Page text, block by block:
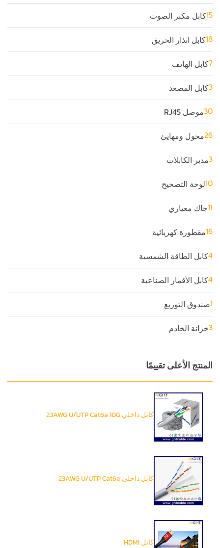
كابل مكبر الصوت15
كابل انذار الحريق18
كابل الهاتف7
كابل المصعد3
موصل RJ4530
محول ومهايئ26
مدير الكابلات3
لوحة التصحيح10
جاك معياري11
مقطورة كهربائية16
كابل الطاقة الشمسية4
كابل الأقمار الصناعية4
صندوق التوزيع1
خزانة الخادم3
المنتج الأعلى تقييمًا
كابل داخلي 23AWG U/UTP Cat6a 10G
كابل داخلي 23AWG U/UTP Cat6e
كابل HDMI